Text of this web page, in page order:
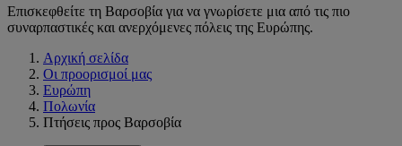
Επισκεφθείτε τη Βαρσοβία για να γνωρίσετε μια από τις πιο
συναρπαστικές και ανερχόμενες πόλεις της Ευρώπης.
Αρχική σελίδα
Οι προορισμοί μας
Ευρώπη
Πολωνία
Πτήσεις προς Βαρσοβία